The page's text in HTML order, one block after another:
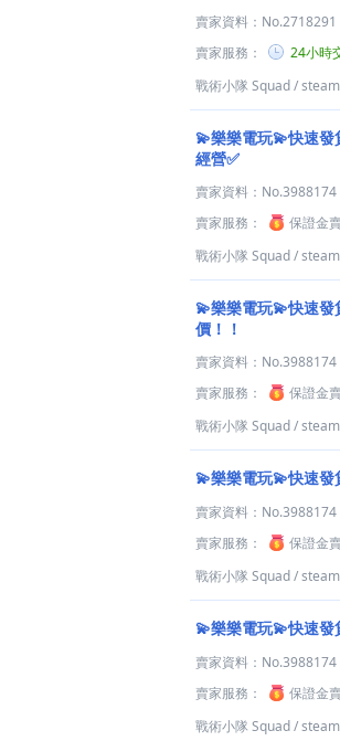
賣家資料： No.2718291
賣家服務：
24小時
戰術小隊 Squad/steam
💫樂樂電玩💫快速
經營✅
賣家資料： No.3988174
賣家服務：
保證金
戰術小隊 Squad/steam
💫樂樂電玩💫快速
價！！
賣家資料： No.3988174
賣家服務：
保證金
戰術小隊 Squad/steam
💫樂樂電玩💫快速發
賣家資料： No.3988174
賣家服務：
保證金
戰術小隊 Squad/steam
💫樂樂電玩💫快速
賣家資料： No.3988174
賣家服務：
保證金
戰術小隊 Squad/steam